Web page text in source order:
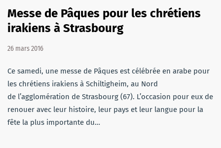
Messe de Pâques pour les chrétiens
irakiens à Strasbourg
26 mars 2016
Ce samedi, une messe de Pâques est célébrée en arabe pour
les chrétiens irakiens à Schiltigheim, au Nord
de l’agglomération de Strasbourg (67). L’occasion pour eux de
renouer avec leur histoire, leur pays et leur langue pour la
fête la plus importante du…